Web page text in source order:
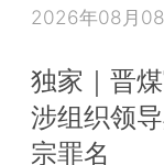
2026年08月
独家｜晋
涉组织领
宗罪名